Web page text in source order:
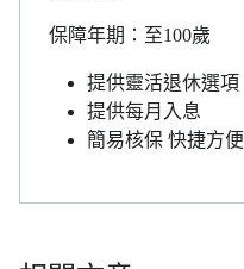
保障年期：至100歲
提供靈活退休選項
提供每月入息
簡易核保 快捷方便